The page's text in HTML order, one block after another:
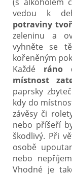
vedou k
potraviny
zeleninu a
vyhněte se
kořeněným
Každé ráno
místnost
paprsky
kdy do
závěsy či
nebo příšeří
škodlivý. Při
osobě
nebo
Vhodné je